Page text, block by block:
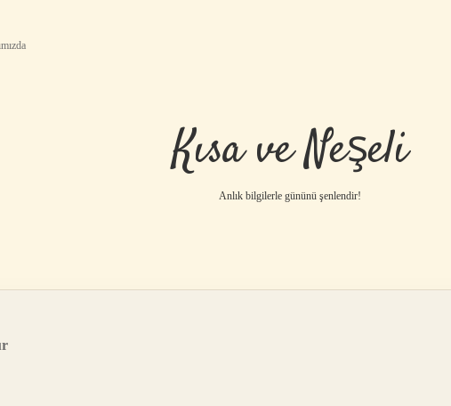
Kısa ve Neşeli
Anlık bilgilerle gününü şenlendir!